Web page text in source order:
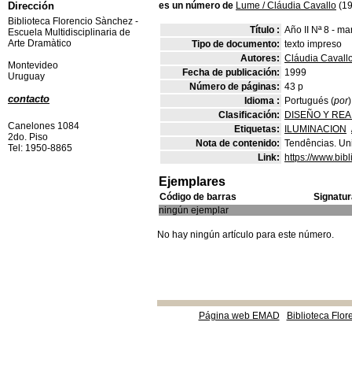
es un número de Lume /Cláudia Cavallo
Título : Año II Nª 8 -
Tipo de documento: texto impreso
Autores: Cláudia
Fecha de publicación: 1999
Número de páginas: 43 p
Idioma :
Portugués (por
Clasificación:
DISEÑO Y
Etiquetas:
ILUMINACION
Nota de contenido: Tendências.
Link: https://
Ejemplares
Código de barras
ningún ejemplar
No hay ningún artículo para este número.
Página web EMAD Biblioteca
Dirección
Biblioteca Florencio Sànchez -
Escuela Multidisciplinaria de
Arte Dramàtico
Montevideo
Uruguay
contacto
Canelones 1084
2do. Piso
Tel: 1950-8865